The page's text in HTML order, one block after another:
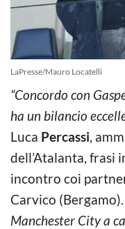
LaPresse/Mauro Locatelli
“Concordo con
ha un bilancio
Luca Percassi,
dell’Atalanta, frasi
incontro coi
Carvico (Bergamo).
Manchester City a